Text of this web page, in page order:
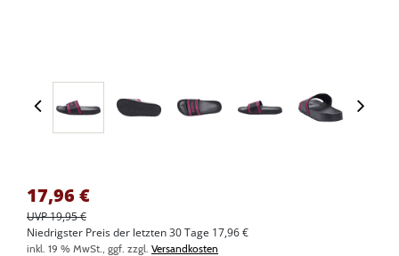
17,96 €
UVP 19,95 €
Niedrigster Preis der letzten 30 Tage 17,96 €
inkl. 19 % MwSt., ggf. zzgl. Versandkosten